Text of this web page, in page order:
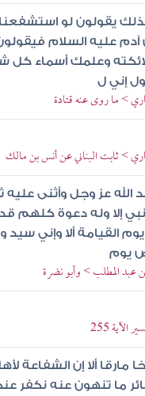
يقولون لو استشفعنا
عليه السلام
وعلمك أسماء كل
إني ل
> ما روى عنه قتادة
> ثابت البناني عن أنس بن مالك
عز وجل وأثنى
إلا وله دعوة كلهم
القيامة ألا وإني سيد
يوم
عبد المطلب > وأبو نضرة
255
مارقا ألا إن الشفاعة
ما تنهون عنه نكفر